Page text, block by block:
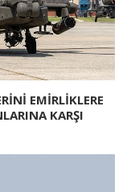
EMİRLİKLERE
KARŞI